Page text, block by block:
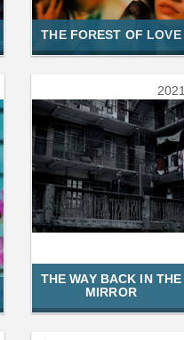
THE FOREST OF LOVE
2021
THE WAY BACK IN THE
MIRROR